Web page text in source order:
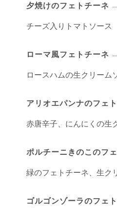
夕焼けのフェトチーネ
チーズ入りトマトソース
ローマ風フェトチーネ
ロースハムの生クリーム
アリオエパンナのフェ
赤唐辛子、にんにくの生
ポルチーニきのこのフ
緑のフェトチーネ、生ク
ゴルゴンゾーラのフェ